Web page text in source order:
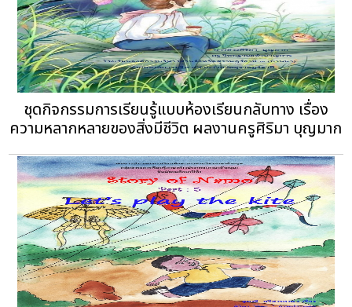
ชุดกิจกรรมการเรียนรู้แบบห้องเรียนกลับทาง เรื่อง
ความหลากหลายของสิ่งมีชีวิต ผลงานครูศิริมา บุญมาก